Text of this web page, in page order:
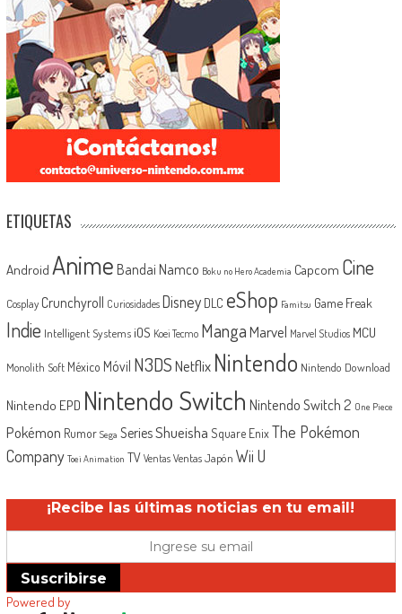
ETIQUETAS
Android Anime Bandai Namco Boku no Hero Academia Capcom Cine
Cosplay Crunchyroll Curiosidades Disney DLC eShop Famitsu Game Freak
Indie Intelligent Systems iOS Koei Tecmo MangaMarvel Marvel Studios MCU
Monolith Soft México Móvil N3DSNetflix Nintendo Nintendo Download
Nintendo EPD Nintendo Switch Nintendo Switch 2 One Piece
Pokémon Rumor Sega SeriesShueisha Square EnixThe Pokémon
Company Toei Animation TV Ventas Ventas Japón Wii U
¡Recibe las últimas noticias en tu email!
Suscribirse
Powered by